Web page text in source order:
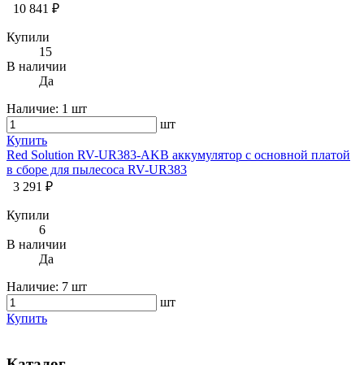
10 841 ₽
Купили
15
В наличии
Да
Наличие: 1 шт
шт
Купить
Red Solution RV-UR383-AKB аккумулятор с основной платой
в сборе для пылесоса RV-UR383
3 291 ₽
Купили
6
В наличии
Да
Наличие: 7 шт
шт
Купить